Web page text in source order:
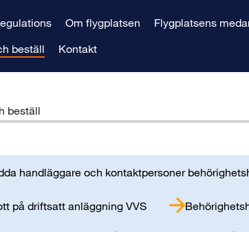
Om flygplatsen Flygplatsens
beställ
Kontakt
beställ
handläggare och kontaktpersoner
på driftsatt anläggning VVS